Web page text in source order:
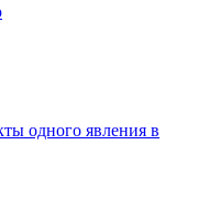
одного явления в